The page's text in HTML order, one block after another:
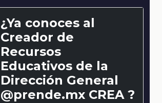
¿Ya conoces al
Creador de
Recursos
Educativos de la
Dirección General
@prende.mx CREA ?